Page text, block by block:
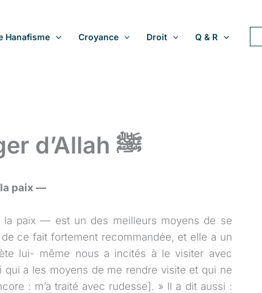
Hanafisme Croyance Droit Q & R
La visite du Messager d’Allah ﷺ
paix —
paix — est un des meilleurs moyens de se
ce fait fortement recommandée, et elle a un
lui- même nous a incités à le visiter avec
a les moyens de me rendre visite et qui ne
: m’a traité avec rudesse]. » Il a dit aussi :